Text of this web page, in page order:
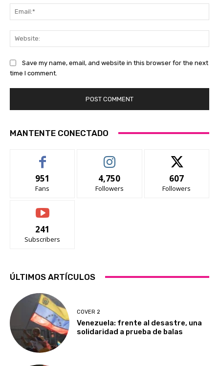
Save my name, email, and website in this browser for the next
time I comment.
MANTENTE CONECTADO
951
Fans
4,750
Followers
607
Followers
241
Subscribers
ÚLTIMOS ARTÍCULOS
COVER 2
Venezuela: frente al desastre, una
solidaridad a prueba de balas